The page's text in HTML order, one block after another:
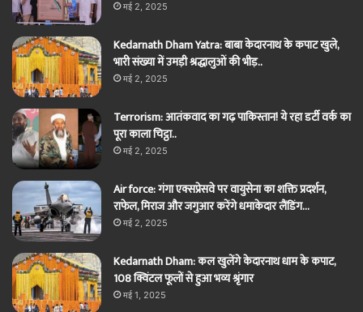
मई 2, 2025
Kedarnath Dham Yatra: बाबा केदारनाथ के कपाट खुले,
भारी संख्या में उमड़ी श्रद्धालुओं की भीड़..
मई 2, 2025
Terrorism: आतंकवाद का गढ़ पाकिस्तान! ये रहा डर्टी वर्क का
पूरा काला चिट्ठा..
मई 2, 2025
Air force: गंगा एक्सप्रेसवे पर वायुसेना का शक्ति प्रदर्शन,
राफेल, मिराज और जगुआर करेंगे धमाकेदार लैंडिंग…
मई 2, 2025
Kedarnath Dham: कल खुलेंगे केदारनाथ धाम के कपाट,
108 क्विंटल फूलों से हुआ भव्य श्रृंगार
मई 1, 2025